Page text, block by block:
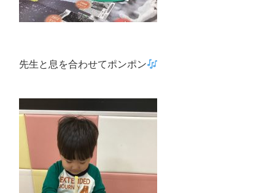
先生と息を合わせてポンポン